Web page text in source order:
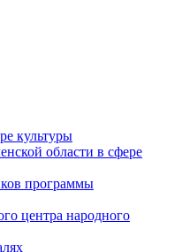
культуры
области в сфере
программы
центра народного